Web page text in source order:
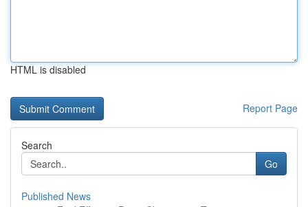
HTML is disabled
Report Page
Search
Go
Published News